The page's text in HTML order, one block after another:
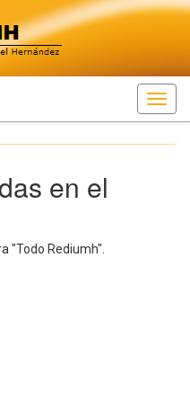
en el
"Todo Rediumh".